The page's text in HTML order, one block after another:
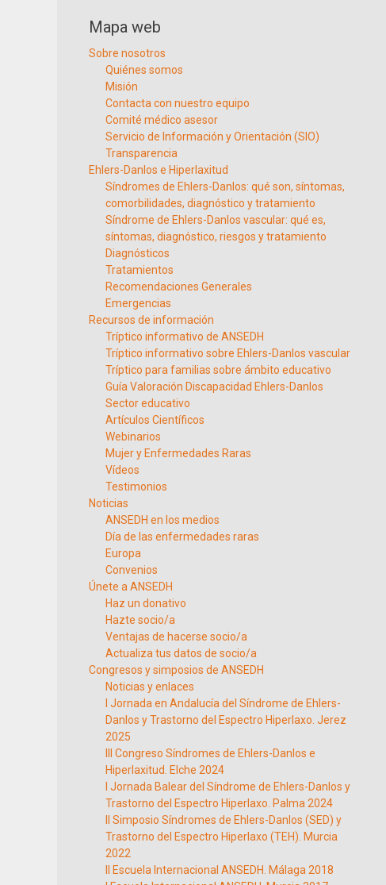
Mapa web
Sobre nosotros
Quiénes somos
Misión
Contacta con nuestro equipo
Comité médico asesor
Servicio de Información y Orientación (SIO)
Transparencia
Ehlers-Danlos e Hiperlaxitud
Síndromes de Ehlers-Danlos: qué son, síntomas,
comorbilidades, diagnóstico y tratamiento
Síndrome de Ehlers-Danlos vascular: qué es,
síntomas, diagnóstico, riesgos y tratamiento
Diagnósticos
Tratamientos
Recomendaciones Generales
Emergencias
Recursos de información
Tríptico informativo de ANSEDH
Tríptico informativo sobre Ehlers-Danlos vascular
Tríptico para familias sobre ámbito educativo
Guía Valoración Discapacidad Ehlers-Danlos
Sector educativo
Artículos Científicos
Webinarios
Mujer y Enfermedades Raras
Vídeos
Testimonios
Noticias
ANSEDH en los medios
Día de las enfermedades raras
Europa
Convenios
Únete a ANSEDH
Haz un donativo
Hazte socio/a
Ventajas de hacerse socio/a
Actualiza tus datos de socio/a
Congresos y simposios de ANSEDH
Noticias y enlaces
I Jornada en Andalucía del Síndrome de Ehlers-
Danlos y Trastorno del Espectro Hiperlaxo. Jerez
2025
III Congreso Síndromes de Ehlers-Danlos e
Hiperlaxitud. Elche 2024
I Jornada Balear del Síndrome de Ehlers-Danlos y
Trastorno del Espectro Hiperlaxo. Palma 2024
II Simposio Síndromes de Ehlers-Danlos (SED) y
Trastorno del Espectro Hiperlaxo (TEH). Murcia
2022
II Escuela Internacional ANSEDH. Málaga 2018